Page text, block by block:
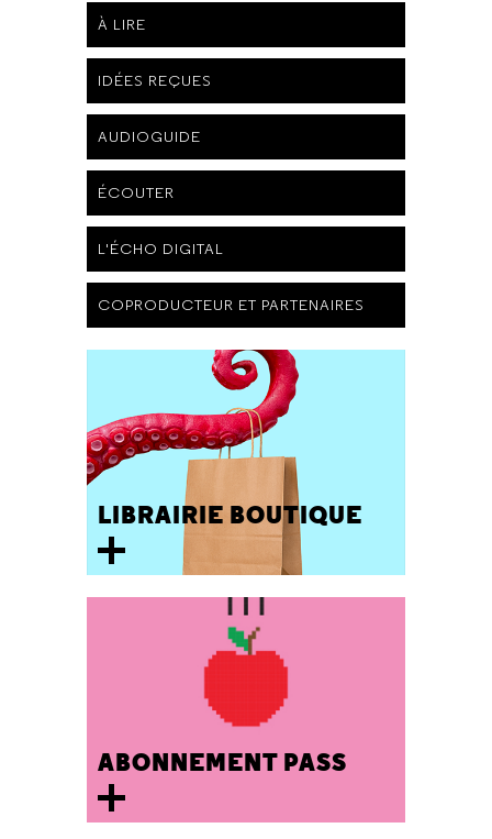
À LIRE
IDÉES REÇUES
AUDIOGUIDE
ÉCOUTER
L'ÉCHO DIGITAL
COPRODUCTEUR ET PARTENAIRES
LIBRAIRIE BOUTIQUE
ABONNEMENT PASS